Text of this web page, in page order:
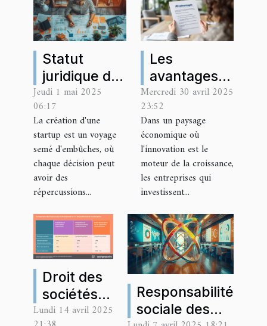
Statut
juridique de
startup
choix et
impacts sur
le
financement
et la
croissance
Jeudi 1 mai 2025
06:17
La création d'une
startup est un voyage
semé d'embûches, où
chaque décision peut
avoir des
répercussions...
Les
avantages
méconnus
du statut de
JEI pour les
entreprises
innovantes
Mercredi 30 avril 2025
23:52
Dans un paysage
économique où
l'innovation est le
moteur de la croissance,
les entreprises qui
investissent...
Droit des
sociétés
en Europe
Lundi 14 avril 2025
Responsabilité
sociale des